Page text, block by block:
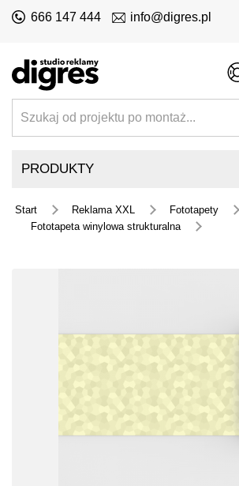
666 147 444 info@digres.pl
PRODUKTY
Start Reklama XXL
Fototapety
Fototapeta winylowa strukturalna